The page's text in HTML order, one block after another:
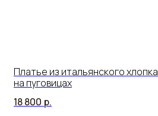
Платье из итальянского хлопка
на пуговицах
18 800 р.